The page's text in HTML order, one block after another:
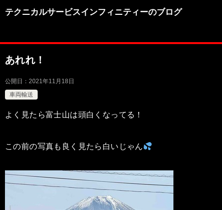
テクニカルサービスインフィニティーのブログ
あれれ！
公開日： 2021年11月18日
車両輸送
よく見たら富士山は頭白くなってる！
この前の写真も良く見たら白いじゃん